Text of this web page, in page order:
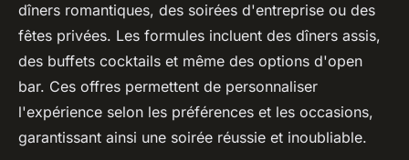
dîners romantiques, des soirées d'entreprise ou des
fêtes privées. Les formules incluent des dîners assis,
des buffets cocktails et même des options d'open
bar. Ces offres permettent de personnaliser
l'expérience selon les préférences et les occasions,
garantissant ainsi une soirée réussie et inoubliable.